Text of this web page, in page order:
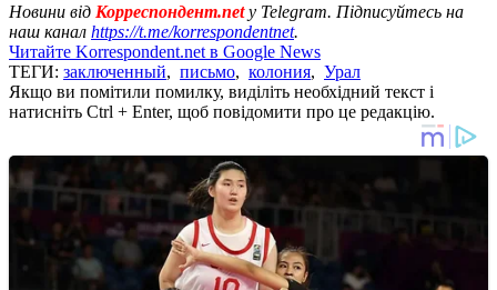
Новини від Корреспондент.netу Telegram. Підписуйтесь на
наш канал https://t.me/korrespondentnet.
Читайте Korrespondent.net в Google News
ТЕГИ: заключенный, письмо, колония, Урал
Якщо ви помітили помилку, виділіть необхідний текст і
натисніть Ctrl + Enter, щоб повідомити про це редакцію.